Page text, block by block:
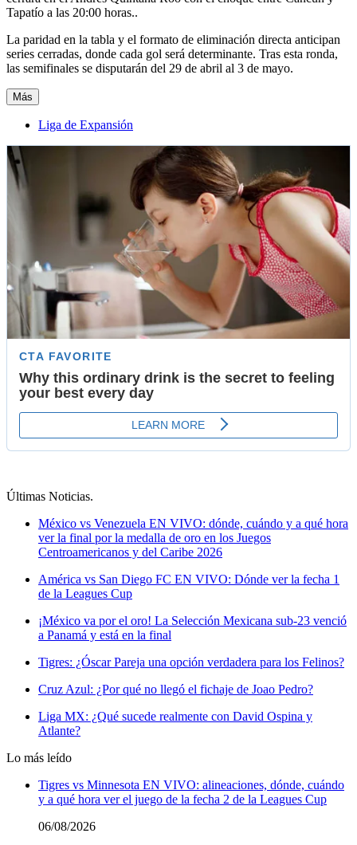
Tapatío a las 20:00 horas..
La paridad en la tabla y el formato de eliminación directa anticipan
series cerradas, donde cada gol será determinante. Tras esta ronda,
las semifinales se disputarán del 29 de abril al 3 de mayo.
Más
Liga de Expansión
Últimas Noticias.
México vs Venezuela EN VIVO: dónde, cuándo y a qué hora
ver la final por la medalla de oro en los Juegos
Centroamericanos y del Caribe 2026
América vs San Diego FC EN VIVO: Dónde ver la fecha 1
de la Leagues Cup
¡México va por el oro! La Selección Mexicana sub-23 venció
a Panamá y está en la final
Tigres: ¿Óscar Pareja una opción verdadera para los Felinos?
Cruz Azul: ¿Por qué no llegó el fichaje de Joao Pedro?
Liga MX: ¿Qué sucede realmente con David Ospina y
Atlante?
Lo más leído
Tigres vs Minnesota EN VIVO: alineaciones, dónde, cuándo
y a qué hora ver el juego de la fecha 2 de la Leagues Cup
06/08/2026